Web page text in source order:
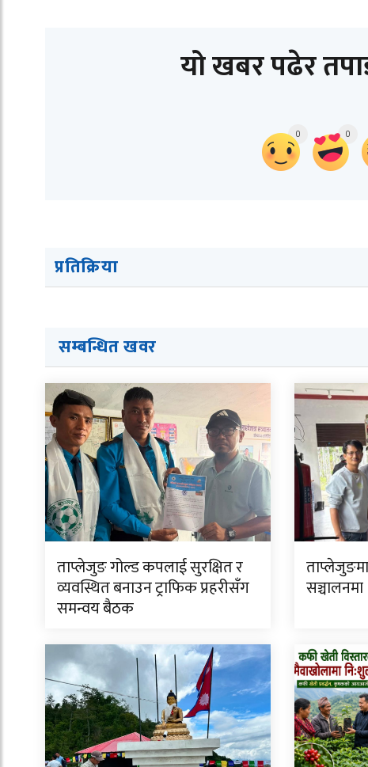
यो खबर पढेर
0 0
प्रतिक्रिया
सम्बन्धित खवर
ताप्लेजुङ गोल्ड कपलाई सुरक्षित र
व्यवस्थित बनाउन ट्राफिक प्रहरीसँग
समन्वय बैठक
ताप्लेजुङमा
सञ्चालनमा